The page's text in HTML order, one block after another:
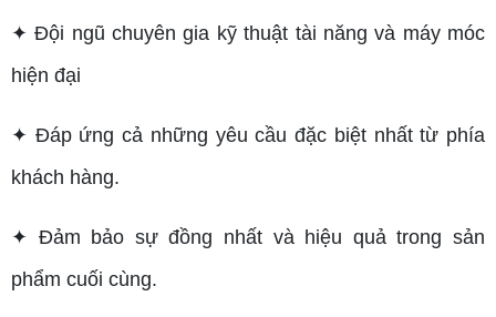
✦ Đội ngũ chuyên gia kỹ thuật tài năng và máy móc
hiện đại
✦ Đáp ứng cả những yêu cầu đặc biệt nhất từ phía
khách hàng.
✦ Đảm bảo sự đồng nhất và hiệu quả trong sản
phẩm cuối cùng.